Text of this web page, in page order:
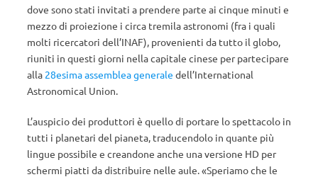
dove sono stati invitati a prendere parte ai cinque minuti e
mezzo di proiezione i circa tremila astronomi (fra i quali
molti ricercatori dell’INAF), provenienti da tutto il globo,
riuniti in questi giorni nella capitale cinese per partecipare
alla 28esima assemblea generale dell’International
Astronomical Union.
L’auspicio dei produttori è quello di portare lo spettacolo in
tutti i planetari del pianeta, traducendolo in quante più
lingue possibile e creandone anche una versione HD per
schermi piatti da distribuire nelle aule. «Speriamo che le